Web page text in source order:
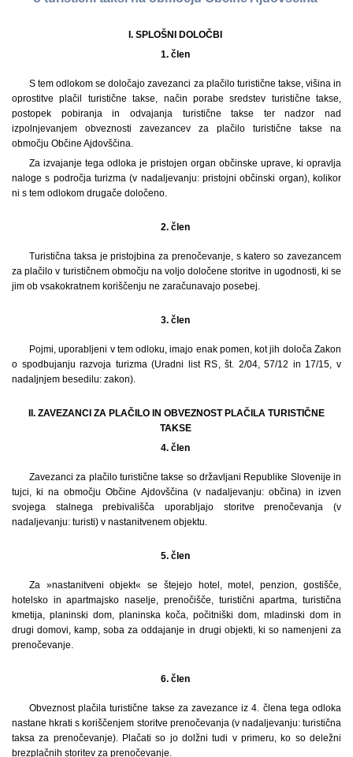
I. SPLOŠNI DOLOČBI
1. člen
S tem odlokom se določajo zavezanci za plačilo turistične takse, višina in
oprostitve plačil turistične takse, način porabe sredstev turistične takse,
postopek pobiranja in odvajanja turistične takse ter nadzor nad
izpolnjevanjem obveznosti zavezancev za plačilo turistične takse na
območju Občine Ajdovščina.
Za izvajanje tega odloka je pristojen organ občinske uprave, ki opravlja
naloge s področja turizma (v nadaljevanju: pristojni občinski organ), kolikor
ni s tem odlokom drugače določeno.
2. člen
Turistična taksa je pristojbina za prenočevanje, s katero so zavezancem
za plačilo v turističnem območju na voljo določene storitve in ugodnosti, ki se
jim ob vsakokratnem koriščenju ne zaračunavajo posebej.
3. člen
Pojmi, uporabljeni v tem odloku, imajo enak pomen, kot jih določa Zakon
o spodbujanju razvoja turizma (Uradni list RS, št. 2/04, 57/12 in 17/15, v
nadaljnjem besedilu: zakon).
II. ZAVEZANCI ZA PLAČILO IN OBVEZNOST PLAČILA TURISTIČNE
TAKSE
4. člen
Zavezanci za plačilo turistične takse so državljani Republike Slovenije in
tujci, ki na območju Občine Ajdovščina (v nadaljevanju: občina) in izven
svojega stalnega prebivališča uporabljajo storitve prenočevanja (v
nadaljevanju: turisti) v nastanitvenem objektu.
5. člen
Za »nastanitveni objekt« se štejejo hotel, motel, penzion, gostišče,
hotelsko in apartmajsko naselje, prenočišče, turistični apartma, turistična
kmetija, planinski dom, planinska koča, počitniški dom, mladinski dom in
drugi domovi, kamp, soba za oddajanje in drugi objekti, ki so namenjeni za
prenočevanje.
6. člen
Obveznost plačila turistične takse za zavezance iz 4. člena tega odloka
nastane hkrati s koriščenjem storitve prenočevanja (v nadaljevanju: turistična
taksa za prenočevanje). Plačati so jo dolžni tudi v primeru, ko so deležni
brezplačnih storitev za prenočevanje.